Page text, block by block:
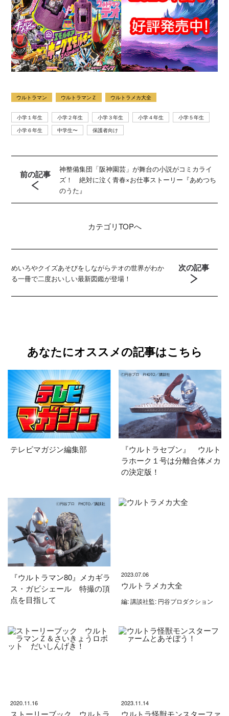
ウルトラマン ウルトラマンＺ ウルトラメカ大全
小学１年生 小学２年生 小学３年生 小学４年生
小学５年生
小学６年生
中学生〜 保護者向け
前の記事
神整備集団「阪神園芸」が舞台の小説がコミカライ
ズ！ 絶対に泣く青春×お仕事ストーリー『あめつち
のうた』
カテゴリTOPへ
めいろやクイズあそびをしながらテオの世界がわか
る一冊で二度おいしい最新図鑑が登場！
次の記事
あなたにオススメの記事はこちら
テレビマガジン編集部
『ウルトラセブン』 ウルト
ラホーク１号は分離合体メカ
の決定版！
『ウルトラマン80』メカギラ
ス・ガビシェール 特撮の頂
点を目指して
2023.07.06
ウルトラメカ大全
編: 講談社監: 円谷プロダクション
2020.11.16
ストーリーブック ウルトラ
2023.11.14
ウルトラ怪獣モンスターファ